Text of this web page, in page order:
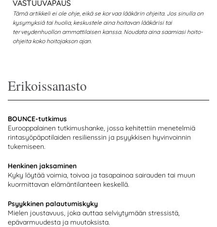
Erikoissanasto
BOUNCE-tutkimus
Eurooppalainen tutkimushanke, jossa kehitettiin menetelmiä
rintasyöpäpotilaiden resilienssin ja psyykkisen hyvinvoinnin
tukemiseen.
Henkinen jaksaminen
Kyky löytää voimia, toivoa ja tasapainoa sairauden tai muun
kuormittavan elämäntilanteen keskellä.
Psyykkinen palautumiskyky
Mielen joustavuus, joka auttaa selviytymään stressistä,
epävarmuudesta ja muutoksista.
VASTUUVAPAUS
Tämä artikkeli ei ole ohje, eikä se korvaa lääkärin ohjeita. Jos sinulla on
kysymyksiä tai huolia, keskustele aina hoitavan lääkärisi tai
terveydenhuollon ammattilaisen kanssa. Noudata aina saamiasi hoito-
ohjeita koko hoitojakson ajan.